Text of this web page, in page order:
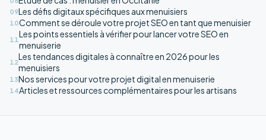
09Les défis digitaux spécifiques aux menuisiers
10Comment se déroule votre projet SEO en tant que menuisier
11
Les points essentiels à vérifier pour lancer votre SEO en
menuiserie
12
Les tendances digitales à connaître en 2026 pour les
menuisiers
13Nos services pour votre projet digital en menuiserie
14Articles et ressources complémentaires pour les artisans